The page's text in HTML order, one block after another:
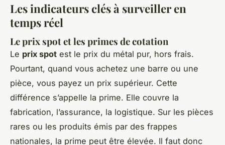
Les indicateurs clés à surveiller en
temps réel
Le prix spot et les primes de cotation
Le prix spot est le prix du métal pur, hors frais.
Pourtant, quand vous achetez une barre ou une
pièce, vous payez un prix supérieur. Cette
différence s’appelle la prime. Elle couvre la
fabrication, l’assurance, la logistique. Sur les pièces
rares ou les produits émis par des frappes
nationales, la prime peut être élevée. Il faut donc